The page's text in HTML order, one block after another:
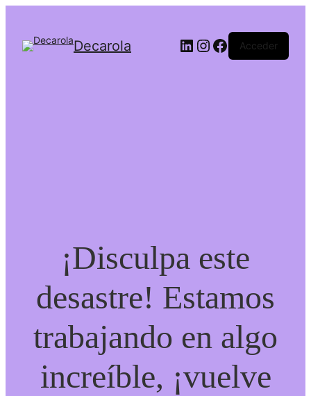
Decarola Acceder
¡Disculpa este
desastre! Estamos
trabajando en algo
increíble, ¡vuelve